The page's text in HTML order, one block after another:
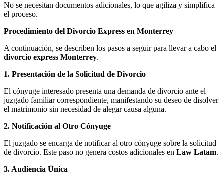
No se necesitan documentos adicionales, lo que agiliza y simplifica
el proceso.
Procedimiento del Divorcio Express en Monterrey
A continuación, se describen los pasos a seguir para llevar a cabo el
divorcio express Monterrey.
1. Presentación de la Solicitud de Divorcio
El cónyuge interesado presenta una demanda de divorcio ante el
juzgado familiar correspondiente, manifestando su deseo de disolver
el matrimonio sin necesidad de alegar causa alguna.
2. Notificación al Otro Cónyuge
El juzgado se encarga de notificar al otro cónyuge sobre la solicitud
de divorcio. Este paso no genera costos adicionales en Law Latam.
3. Audiencia Única